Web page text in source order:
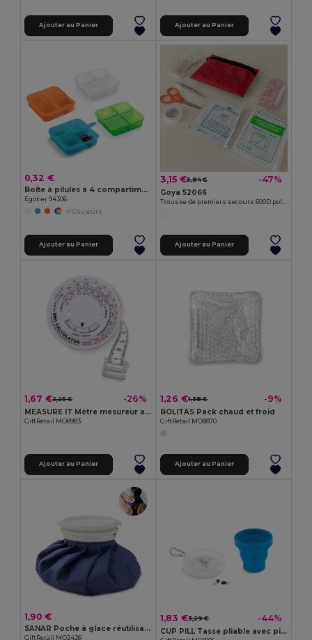
Ajouter au Panier Ajouter au Panier
0,32 €
Boîte à pilules à 4 compartiments
Egotier 94306
+1 Couleurs
Ajouter au Panier
3,15 €5,94 € -47%
Goya 52066
Ajouter au Panier
1,67 €2,25 € -26%
MEASURE IT Mètre mesureur avec BMI
GiftRetail MO8983
Ajouter au Panier
1,26 €1,38 € -9%
BOLITAS Pack chaud et froid
GiftRetail MO8870
Ajouter au Panier
1,90 €
SANAR Poche à glace réutilisable
GiftRetail MO2426
1,83 €3,29 € -44%
CUP PILL Tasse pliable avec pilulier